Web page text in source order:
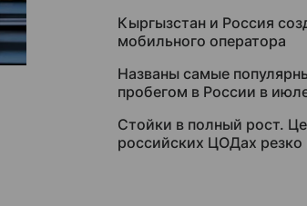
Кыргызстан и Россия
мобильного оператора
Названы самые
пробегом в России в
Стойки в полный рост.
российских ЦОДах